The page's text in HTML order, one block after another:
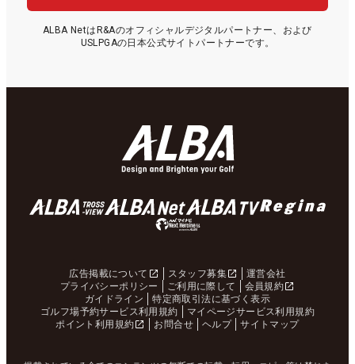
ALBA NetはR&Aのオフィシャルデジタルパートナー、および
USLPGAの日本公式サイトパートナーです。
広告掲載について スタッフ募集
運営会社
プライバシーポリシー
ご利用に際して
会員規約
ガイドライン
特定商取引法に基づく表示
ゴルフ場予約サービス利用規約
マイページサービス利用規約
ポイント利用規約
お問合せ ヘルプ サイトマップ